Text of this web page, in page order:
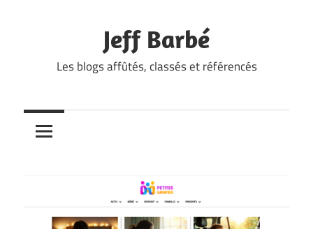
Jeff Barbé
Les blogs affûtés, classés et référencés